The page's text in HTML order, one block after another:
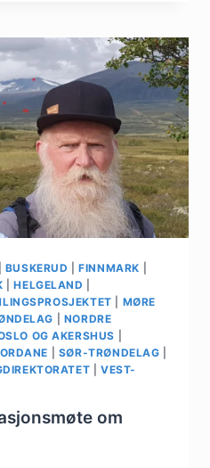
BUSKERUD |FINNMARK
|HELGELAND
MØRE
NORDRE
OG AKERSHUS
SØR-TRØNDELAG
|VEST-
om